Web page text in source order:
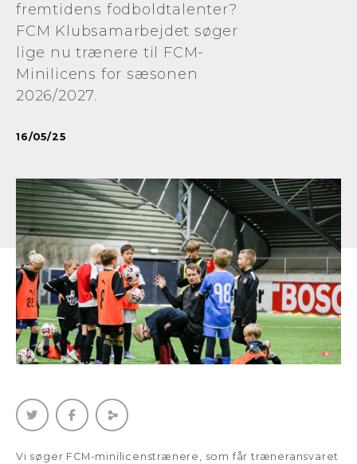
fremtidens fodboldtalenter?
FCM Klubsamarbejdet søger
lige nu trænere til FCM-
Minilicens for sæsonen
2026/2027.
16/05/25
Vi søger FCM-minilicenstrænere, som får træneransvaret